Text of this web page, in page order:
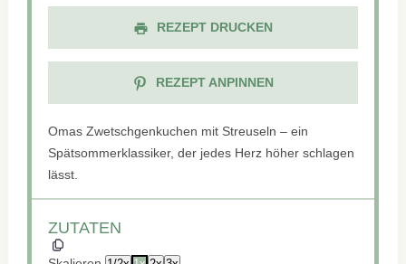
REZEPT DRUCKEN
REZEPT ANPINNEN
Omas Zwetschgenkuchen mit Streuseln – ein
Spätsommerklassiker, der jedes Herz höher schlagen
lässt.
ZUTATEN